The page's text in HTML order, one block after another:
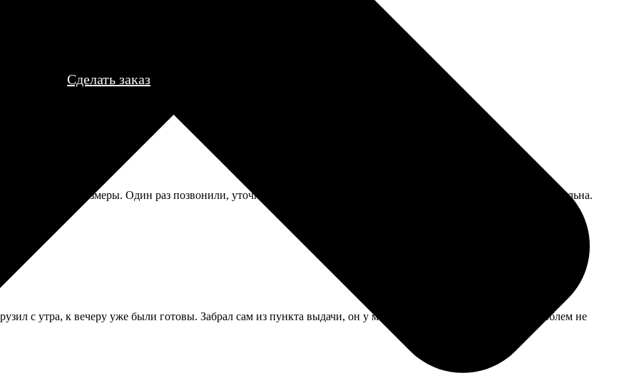
Сделать заказ
разные размеры. Один раз позвонили, уточнили про одно размытое фото. Всё собрали красиво, дочка довольна.
с утра, к вечеру уже были готовы. Забрал сам из пункта выдачи, он у меня по дороге домой. Никаких проблем не